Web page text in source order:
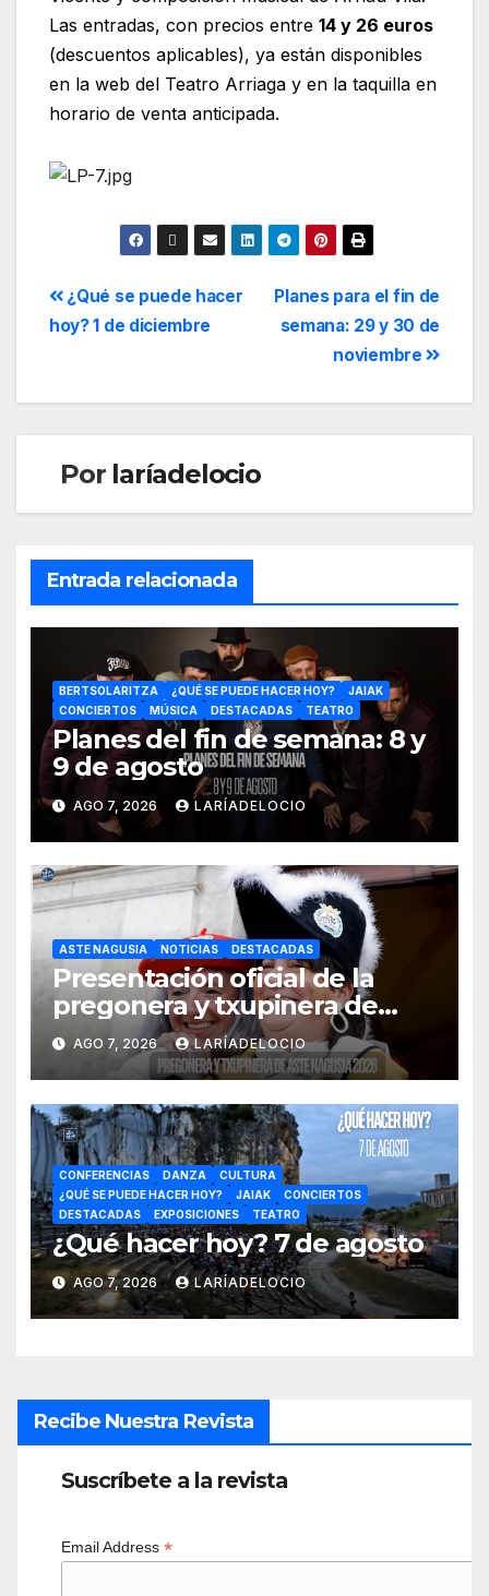
Las entradas, con precios entre 14 y 26 euros
(descuentos aplicables), ya están disponibles
en la web del Teatro Arriaga y en la taquilla en
horario de venta anticipada.
Planes para el fin de
semana: 29 y 30 de
noviembre
¿Qué se puede hacer
hoy? 1 de diciembre
Por laríadelocio
Entrada relacionada
BERTSOLARITZA ¿QUÉ SE PUEDE HACER HOY?
JAIAK
CONCIERTOS
MÚSICA DESTACADAS TEATRO
Planes del fin de semana: 8 y
9 de agosto
AGO 7, 2026 LARÍADELOCIO
ASTE NAGUSIA NOTICIAS DESTACADAS
Presentación oficial de la
pregonera y txupinera de
Aste Nagusia 2026
AGO 7, 2026 LARÍADELOCIO
CONFERENCIAS DANZA
CULTURA
¿QUÉ SE PUEDE HACER HOY?
JAIAK
CONCIERTOS
DESTACADAS
EXPOSICIONES TEATRO
¿Qué hacer hoy? 7 de agosto
AGO 7, 2026 LARÍADELOCIO
Recibe Nuestra Revista
Suscríbete a la revista
Email Address *